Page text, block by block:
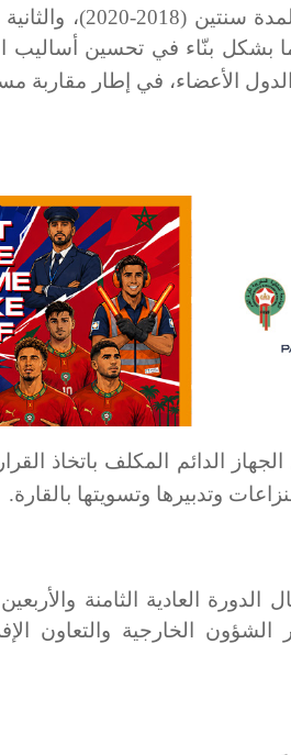
بشكل بنّاء في تحسين
الأعضاء، في إطار مقاربة
الدائم المكلف باتخاذ
وتدبيرها وتسويتها بالقارة.
العادية الثامنة
الشؤون الخارجية والتعاون